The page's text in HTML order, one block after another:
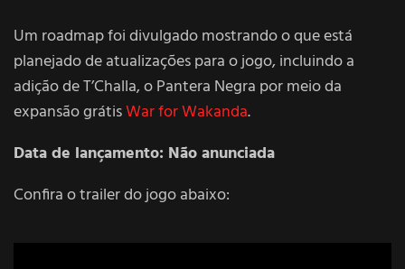
Um roadmap foi divulgado mostrando o que está
planejado de atualizações para o jogo, incluindo a
adição de T’Challa, o Pantera Negra por meio da
expansão grátisWar for Wakanda.
Data de lançamento: Não anunciada
Confira o trailer do jogo abaixo: